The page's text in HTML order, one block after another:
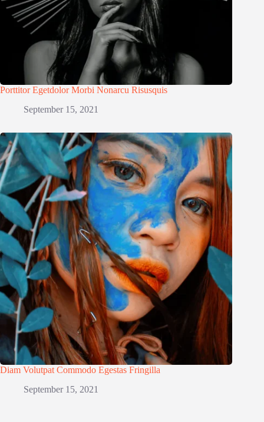
Porttitor Egetdolor Morbi Nonarcu Risusquis
September 15, 2021
Diam Volutpat Commodo Egestas Fringilla
September 15, 2021